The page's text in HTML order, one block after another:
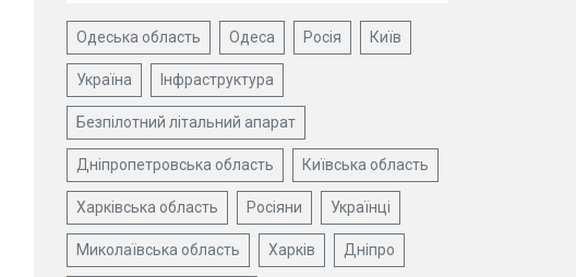
Одеська область Одеса Росія Київ
Україна Інфраструктура
Безпілотний літальний апарат
Дніпропетровська область Київська область
Харківська область Росіяни Українці
Миколаївська область Харків Дніпро